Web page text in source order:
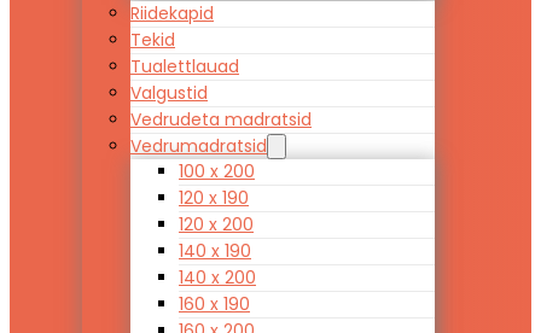
Riidekapid
Tekid
Tualettlauad
Valgustid
Vedrudeta madratsid
Vedrumadratsid
100 x 200
120 x 190
120 x 200
140 x 190
140 x 200
160 x 190